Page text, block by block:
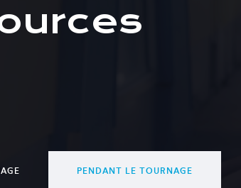
PENDANT LE TOURNAGE